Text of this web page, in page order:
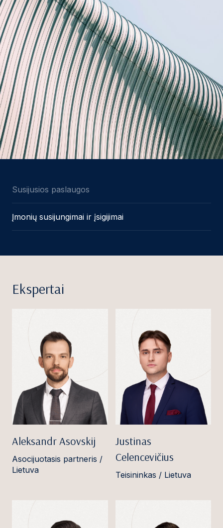
Susijusios paslaugos
Įmonių susijungimai ir įsigijimai
Ekspertai
Aleksandr Asovskij
Asocijuotasis partneris /
Lietuva
Justinas
Celencevičius
Teisininkas / Lietuva